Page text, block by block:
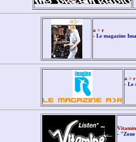
a > r
- Le magazine
a > r
- Le
-